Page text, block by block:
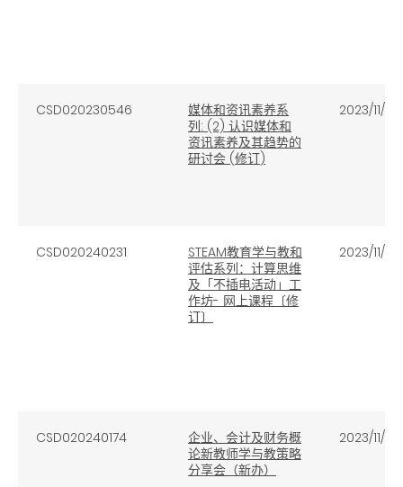
CSD020230546
媒体和资讯素养系
列: (2) 认识媒体和
资讯素养及其趋势的
研讨会 (修订)
2023/11/15
CSD020240231
STEAM教育学与教和
评估系列：计算思维
及「不插电活动」工
作坊- 网上课程〔修
订〕
2023/11/14
CSD020240174
企业、会计及财务概
论新教师学与教策略
分享会（新办）
2023/11/13